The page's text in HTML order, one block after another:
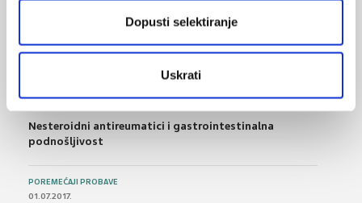
Dopusti selektiranje
Uskrati
Bolna leđa - medicinske vježbe (nove smjernice)
Nesteroidni antireumatici i gastrointestinalna
podnošljivost
POREMEĆAJI PROBAVE
01.07.2017.